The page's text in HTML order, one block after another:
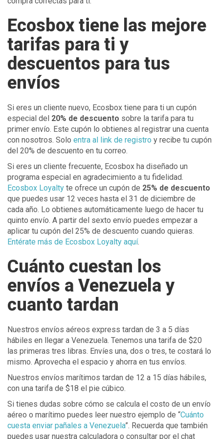
Ecosbox tiene las mejore
tarifas para ti y
descuentos para tus
envíos
Si eres un cliente nuevo, Ecosbox tiene para ti un cupón
especial del 20% de descuento sobre la tarifa para tu
primer envío. Este cupón lo obtienes al registrar una cuenta
con nosotros. Solo entra al link de registro y recibe tu cupón
del 20% de descuento en tu correo.
Si eres un cliente frecuente, Ecosbox ha diseñado un
programa especial en agradecimiento a tu fidelidad.
Ecosbox Loyalty te ofrece un cupón de 25% de descuento
que puedes usar 12 veces hasta el 31 de diciembre de
cada año. Lo obtienes automáticamente luego de hacer tu
quinto envío. A partir del sexto envío puedes empezar a
aplicar tu cupón del 25% de descuento cuando quieras.
Entérate más de Ecosbox Loyalty aquí.
Cuánto cuestan los
envíos a Venezuela y
cuanto tardan
Nuestros envíos aéreos express tardan de 3 a 5 días
hábiles en llegar a Venezuela. Tenemos una tarifa de $20
las primeras tres libras. Envíes una, dos o tres, te costará lo
mismo. Aprovecha el espacio y ahorra en tus envíos.
Nuestros envíos marítimos tardan de 12 a 15 días hábiles,
con una tarifa de $18 el pie cúbico.
Si tienes dudas sobre cómo se calcula el costo de un envío
aéreo o marítimo puedes leer nuestro ejemplo de “Cuánto
cuesta enviar pañales a Venezuela”. Recuerda que también
puedes usar nuestra calculadora o consultar por el chat